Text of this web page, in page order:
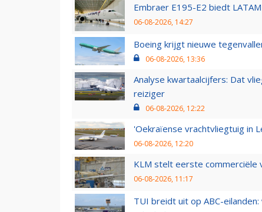
Embraer E195-E2 biedt
06-08-2026, 14:27
Boeing krijgt nieuwe
06-08-2026, 13:36
Analyse kwartaalcijfers: Dat
reiziger
06-08-2026, 12:22
'Oekraïense vrachtvliegtuig in
06-08-2026, 12:20
KLM stelt eerste commerciële
06-08-2026, 11:17
TUI breidt uit op ABC-